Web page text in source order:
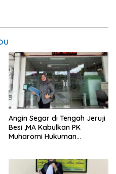
Angin Segar di Tengah Jeruji
Besi ,MA Kabulkan PK
Muharomi Hukuman